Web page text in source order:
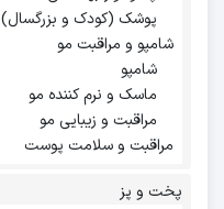
پوشک (کودک و بزرگسال)
شامپو و مراقبت مو
شامپو
ماسک و نرم کننده مو
مراقبت و زیبایی مو
مراقبت و سلامت پوست
پخت و پز